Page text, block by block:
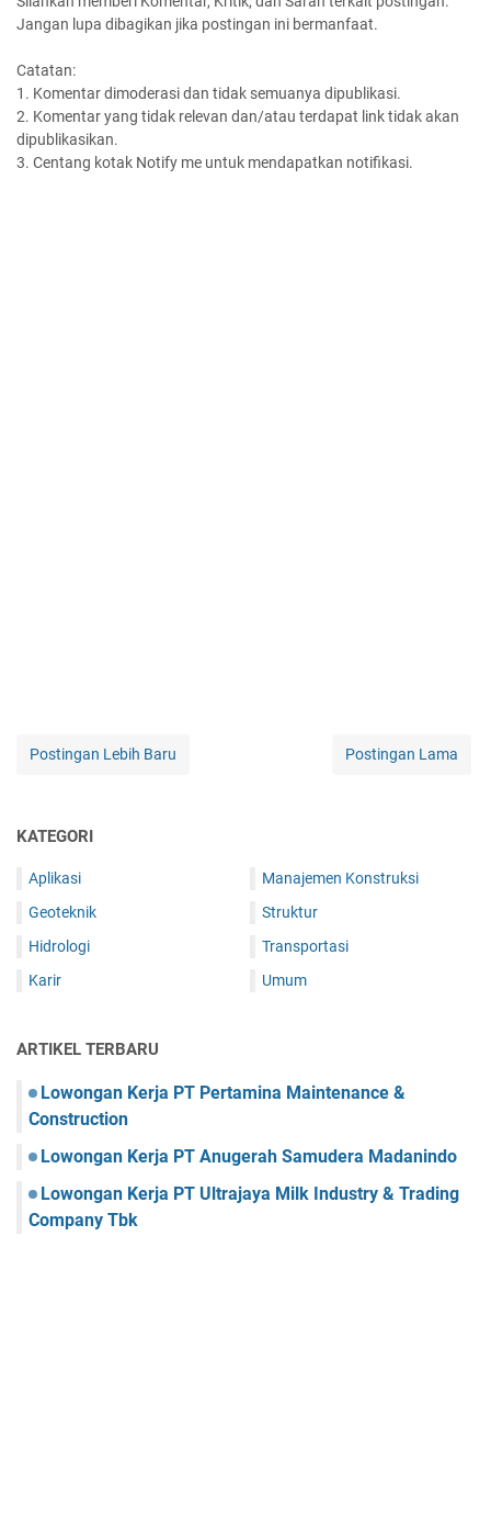
Jangan lupa dibagikan jika postingan ini bermanfaat.
Catatan:
1. Komentar dimoderasi dan tidak semuanya dipublikasi.
2. Komentar yang tidak relevan dan/atau terdapat link tidak akan
dipublikasikan.
3. Centang kotak Notify me untuk mendapatkan notifikasi.
Postingan Lebih Baru Postingan Lama
KATEGORI
Aplikasi
Geoteknik
Hidrologi
Karir
Manajemen Konstruksi
Struktur
Transportasi
Umum
ARTIKEL TERBARU
Lowongan Kerja PT Pertamina Maintenance &
Construction
Lowongan Kerja PT Anugerah Samudera Madanindo
Lowongan Kerja PT Ultrajaya Milk Industry & Trading
Company Tbk